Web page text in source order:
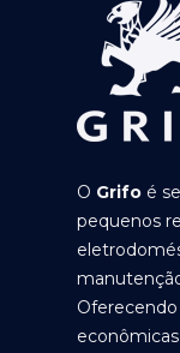
O Grifo é
pequenos